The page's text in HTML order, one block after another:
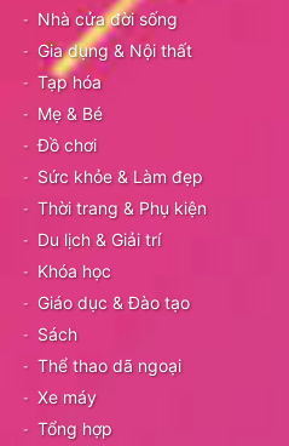
Nhà cửa đời sống
Gia dụng & Nội thất
Tạp hóa
Mẹ & Bé
Đồ chơi
Sức khỏe & Làm đẹp
Thời trang & Phụ kiện
Du lịch & Giải trí
Khóa học
Giáo dục & Đào tạo
Sách
Thể thao dã ngoại
Xe máy
Tổng hợp